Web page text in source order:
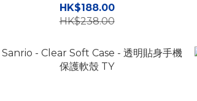
HK$188.00
HK$238.00